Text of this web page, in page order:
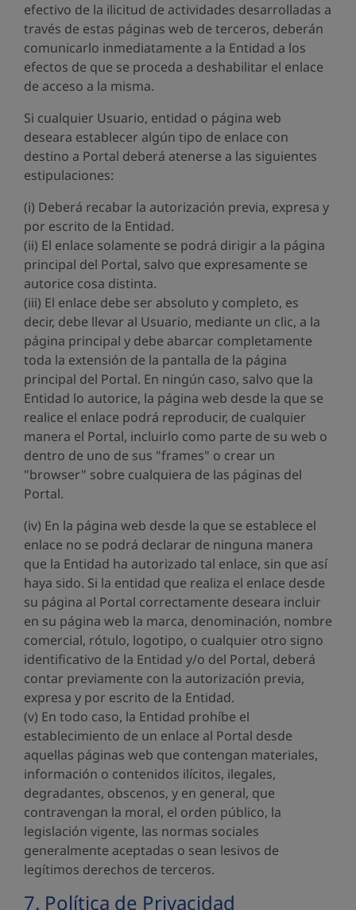
efectivo de la ilicitud de actividades desarrolladas a
través de estas páginas web de terceros, deberán
comunicarlo inmediatamente a la Entidad a los
efectos de que se proceda a deshabilitar el enlace
de acceso a la misma.
Si cualquier Usuario, entidad o página web
deseara establecer algún tipo de enlace con
destino a Portal deberá atenerse a las siguientes
estipulaciones:
(i) Deberá recabar la autorización previa, expresa y
por escrito de la Entidad.
(ii) El enlace solamente se podrá dirigir a la página
principal del Portal, salvo que expresamente se
autorice cosa distinta.
(iii) El enlace debe ser absoluto y completo, es
decir, debe llevar al Usuario, mediante un clic, a la
página principal y debe abarcar completamente
toda la extensión de la pantalla de la página
principal del Portal. En ningún caso, salvo que la
Entidad lo autorice, la página web desde la que se
realice el enlace podrá reproducir, de cualquier
manera el Portal, incluirlo como parte de su web o
dentro de uno de sus "frames" o crear un
"browser" sobre cualquiera de las páginas del
Portal.
(iv) En la página web desde la que se establece el
enlace no se podrá declarar de ninguna manera
que la Entidad ha autorizado tal enlace, sin que así
haya sido. Si la entidad que realiza el enlace desde
su página al Portal correctamente deseara incluir
en su página web la marca, denominación, nombre
comercial, rótulo, logotipo, o cualquier otro signo
identificativo de la Entidad y/o del Portal, deberá
contar previamente con la autorización previa,
expresa y por escrito de la Entidad.
(v) En todo caso, la Entidad prohíbe el
establecimiento de un enlace al Portal desde
aquellas páginas web que contengan materiales,
información o contenidos ilícitos, ilegales,
degradantes, obscenos, y en general, que
contravengan la moral, el orden público, la
legislación vigente, las normas sociales
generalmente aceptadas o sean lesivos de
legítimos derechos de terceros.
7. Política de Privacidad